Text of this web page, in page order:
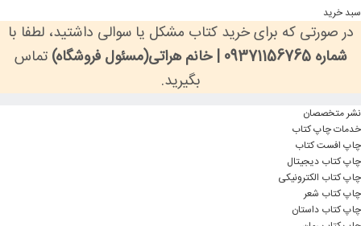
سبد خرید
در صورتی که برای خرید کتاب مشکل یا سوالی داشتید، لطفا با
شماره 09371156765 | خانم هراتی(مسئول فروشگاه)
تماس
بگیرید.
نشر متخصصان
خدمات چاپ کتاب
چاپ افست کتاب
چاپ کتاب دیجیتال
چاپ کتاب الکترونیکی
چاپ کتاب شعر
چاپ کتاب داستان